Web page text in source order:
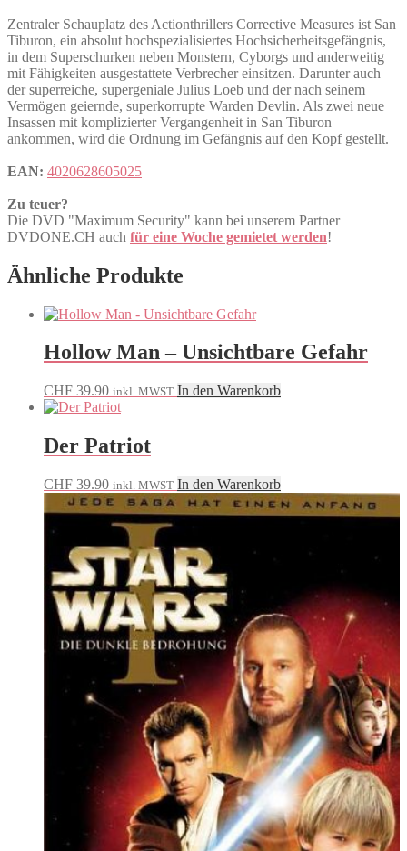
Zentraler Schauplatz des Actionthrillers Corrective Measures ist San
Tiburon, ein absolut hochspezialisiertes Hochsicherheitsgefängnis,
in dem Superschurken neben Monstern, Cyborgs und anderweitig
mit Fähigkeiten ausgestattete Verbrecher einsitzen. Darunter auch
der superreiche, supergeniale Julius Loeb und der nach seinem
Vermögen geiernde, superkorrupte Warden Devlin. Als zwei neue
Insassen mit komplizierter Vergangenheit in San Tiburon
ankommen, wird die Ordnung im Gefängnis auf den Kopf gestellt.
EAN: 4020628605025
Zu teuer?
Die DVD "Maximum Security" kann bei unserem Partner
DVDONE.CH auch für eine Woche gemietet werden!
Ähnliche Produkte
Hollow Man – Unsichtbare Gefahr
CHF 39.90 inkl. MWST In den Warenkorb
Der Patriot
CHF 39.90 inkl. MWST In den Warenkorb